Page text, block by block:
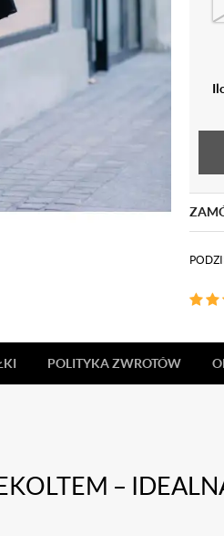
POLITYKA ZWROTÓW
–